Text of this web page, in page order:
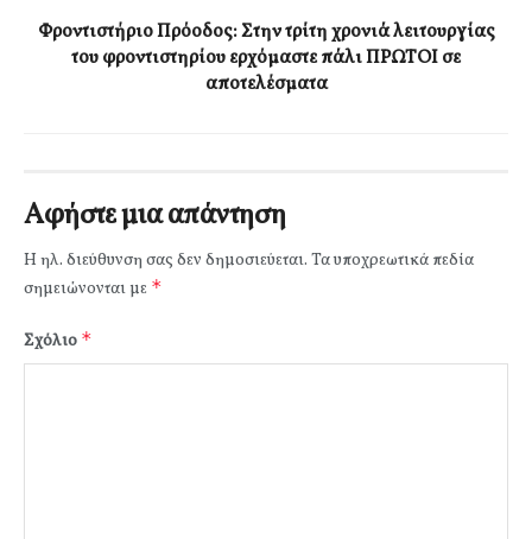
Φροντιστήριο Πρόοδος: Στην τρίτη χρονιά λειτουργίας
του φροντιστηρίου ερχόμαστε πάλι ΠΡΩΤΟΙ σε
αποτελέσματα
Αφήστε μια απάντηση
Η ηλ. διεύθυνση σας δεν δημοσιεύεται. Τα υποχρεωτικά πεδία
σημειώνονται με *
Σχόλιο *